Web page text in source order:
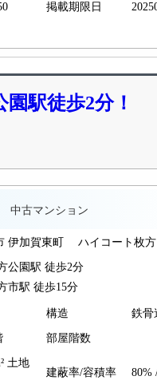
掲載期限日
園駅徒歩2分！
中古マンション
伊加賀東町 ハイコート枚方
公園駅 徒歩2分
市駅 徒歩15分
構造 鉄骨
部屋階数
土地
建蔽率/容積率 80%